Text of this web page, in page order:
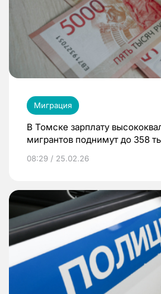
Миграция
В Томске зарплату
мигрантов поднимут до 358
08:29 / 25.02.26